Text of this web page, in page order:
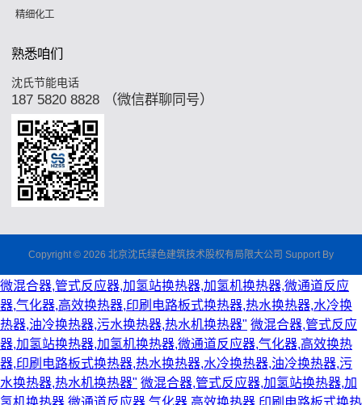
精细化工
熟悉咱们
沈氏节能电话
187 5820 8828 （微信群聊同号）
Copyright © 2026 北京沈氏绿色建筑技术股权有局限大公司 Support By
微混合器,管式反应器,加氢站换热器,加氢机换热器,微通道反应
器,气化器,高效换热器,印刷电路板式换热器,热水换热器,水冷换
热器,油冷换热器,污水换热器,热水机换热器" 微混合器,管式反应
器,加氢站换热器,加氢机换热器,微通道反应器,气化器,高效换热
器,印刷电路板式换热器,热水换热器,水冷换热器,油冷换热器,污
水换热器,热水机换热器" 微混合器,管式反应器,加氢站换热器,加
氢机换热器,微通道反应器,气化器,高效换热器,印刷电路板式换热